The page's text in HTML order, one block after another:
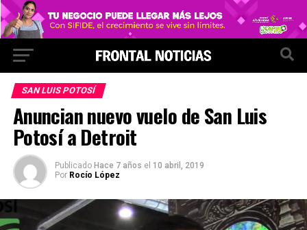
SAN LUIS POTOSÍ
Anuncian nuevo vuelo de San Luis
Potosí a Detroit
Publicado Hace 7 años el 10 abril, 2019
Por Rocío López